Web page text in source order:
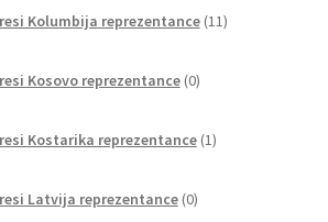
Kolumbija reprezentance 11izdelkov
Kosovo reprezentance 0izdelkov
Kostarika reprezentance 1izdelek
Latvija reprezentance 0izdelkov